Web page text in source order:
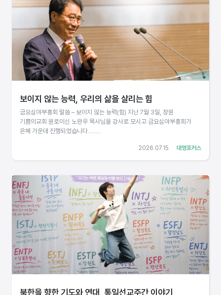
대영포커스
2026.07.15
보이지 않는 능력, 우리의 삶을 살리는 힘
금요심야부흥회 말씀 – 보이지 않는 능력(힘) 지난 7월 3일, 창원
기쁨의교회 원로이신 노완우 목사님을 강사로 모시고 금요심야부흥회가
은혜 가운데 진행되었습니다.........
북한을 향한 기도와 연대, 통일선교주간 이야기